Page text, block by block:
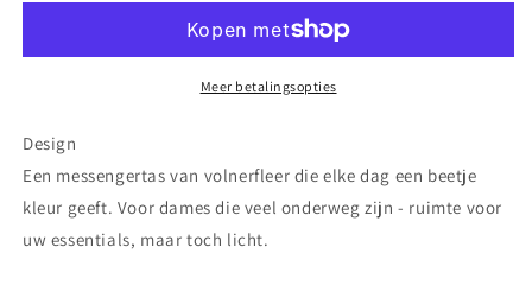
THE
THE
PARISMeer betalingsopties
Design
Een messengertas van volnerfleer die elke dag een beetje
kleur geeft. Voor dames die veel onderweg zijn - ruimte voor
uw essentials, maar toch licht.